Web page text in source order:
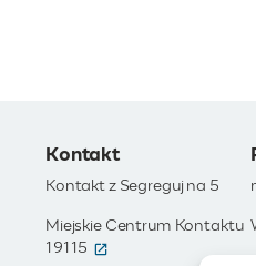
Kontakt
Kontakt z Segreguj na 5
Miejskie Centrum Kontaktu
19115